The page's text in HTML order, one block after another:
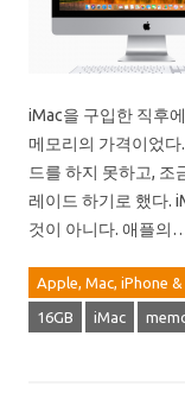
iMac을 구입한 직후
메모리의 가격이었
드를 하지 못하고, 조
레이드 하기로 했다.
것이 아니다. 애플의
Apple, Mac, iPhone &
16GB iMac